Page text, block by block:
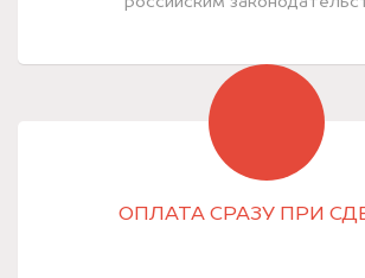
ОПЛАТА СРАЗУ ПРИ